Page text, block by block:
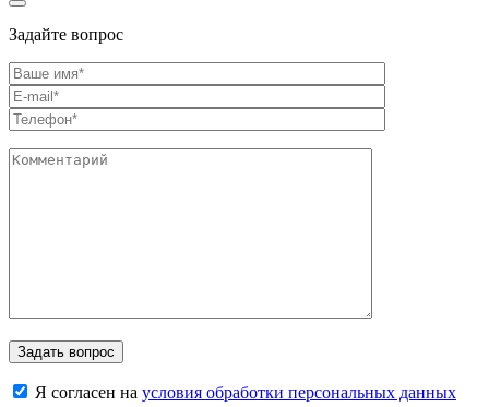
Задайте вопрос
Я согласен на условия обработки персональных данных